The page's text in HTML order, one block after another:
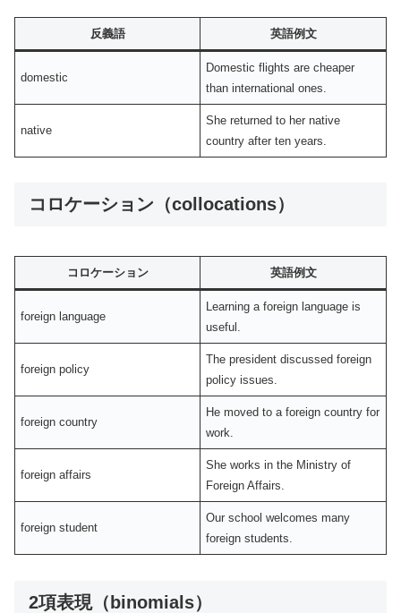
反義語 英語例文
domestic
Domestic flights are cheaper
than international ones.
native
She returned to her native
country after ten years.
コロケーション（collocations）
コロケーション 英語例文
foreign language
Learning a foreign language is
useful.
foreign policy
The president discussed foreign
policy issues.
foreign country
He moved to a foreign country for
work.
foreign affairs
She works in the Ministry of
Foreign Affairs.
foreign student
Our school welcomes many
foreign students.
2項表現（binomials）